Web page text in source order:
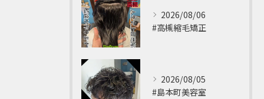
2026/08/06
#高槻縮毛矯正 ⁡
2026/08/05
#島本町美容室 ⁡